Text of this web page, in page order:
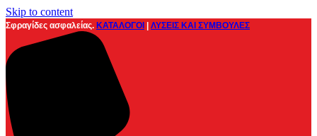
Skip to content
Σφραγίδες ασφαλείας. ΚΑΤΑΛΟΓΟΙ ΛΥΣΕΙΣ ΚΑΙ ΣΥΜΒΟΥΛΕΣ